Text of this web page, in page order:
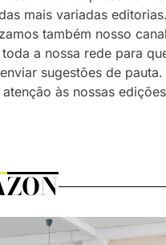
mais variadas editorias.
também nosso
a nossa rede para
sugestões de
às nossas